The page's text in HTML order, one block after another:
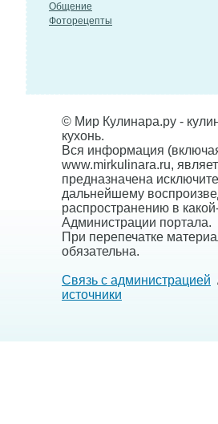
Общение
Фоторецепты
© Мир Кулинара.ру -
кухонь.
Вся информация
www.mirkulinara.ru,
предназначена
дальнейшему
распространению в
Администрации портала.
При перепечатке
обязательна.
Связь с администрацией
источники